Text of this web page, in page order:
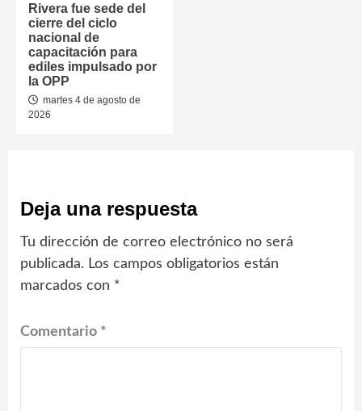
Rivera fue sede del
cierre del ciclo
nacional de
capacitación para
ediles impulsado por
la OPP
martes 4 de agosto de
2026
Deja una respuesta
Tu dirección de correo electrónico no será
publicada. Los campos obligatorios están
marcados con *
Comentario *